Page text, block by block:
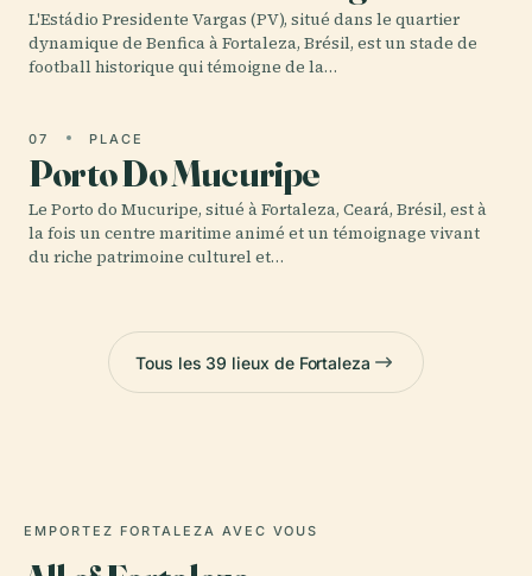
L'Estádio Presidente Vargas (PV), situé dans le quartier
dynamique de Benfica à Fortaleza, Brésil, est un stade de
football historique qui témoigne de la…
07 PLACE
Porto Do Mucuripe
Le Porto do Mucuripe, situé à Fortaleza, Ceará, Brésil, est à
la fois un centre maritime animé et un témoignage vivant
du riche patrimoine culturel et…
Tous les 39 lieux de Fortaleza
EMPORTEZ FORTALEZA AVEC VOUS